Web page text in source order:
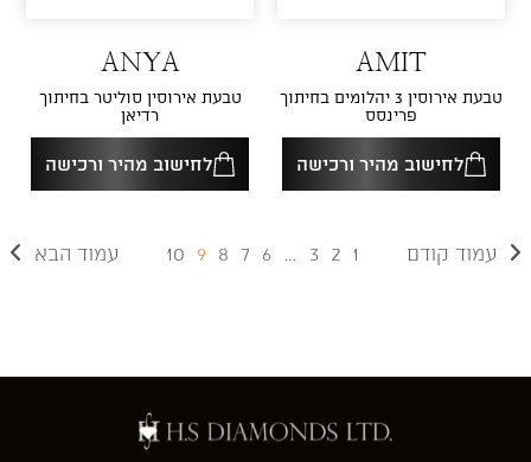
AMIT
טבעת אירוסין 3 יהלומים בחיתוך
פרינסס
לחישוב מהיר ורכישה
ANYA
טבעת אירוסין סוליטר בחיתוך
רדיאן
לחישוב מהיר ורכישה
1
2
3
6
7
8
9
10